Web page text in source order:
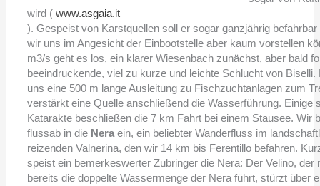
wird (www.asgaia.it
). Gespeist von Karstquellen soll er sogar ganzjährig
wir uns im Angesicht der Einbootstelle aber kaum vorstellen
m3/s geht es los, ein klarer Wiesenbach zunächst, aber bald
beeindruckende, viel zu kurze und leichte Schlucht von Biselli.
uns eine 500 m lange Ausleitung zu Fischzuchtanlagen zum
verstärkt eine Quelle anschließend die Wasserführung. Einige
Katarakte beschließen die 7 km Fahrt bei einem Stausee. Wir
flussab in die Nera ein, ein beliebter Wanderfluss im
reizenden Valnerina, den wir 14 km bis Ferentillo befahren.
speist ein bemerkeswerter Zubringer die Nera: Der Velino, der
bereits die doppelte Wassermenge der Nera führt, stürzt über